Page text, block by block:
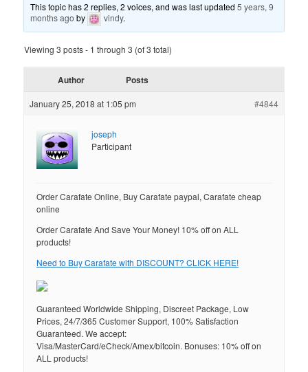
This topic has 2 replies, 2 voices, and was last updated5 years, 9
months ago by vindy.
Viewing 3 posts - 1 through 3 (of 3 total)
Author Posts
January 25, 2018 at 1:05 pm #4844
joseph
Participant
Order Carafate Online, Buy Carafate paypal, Carafate cheap
online
Order Carafate And Save Your Money! 10% off on ALL
products!
Need to Buy Carafate with DISCOUNT? CLICK HERE!
Guaranteed Worldwide Shipping, Discreet Package, Low
Prices, 24/7/365 Customer Support, 100% Satisfaction
Guaranteed. We accept:
Visa/MasterCard/eCheck/Amex/bitcoin. Bonuses: 10% off on
ALL products!